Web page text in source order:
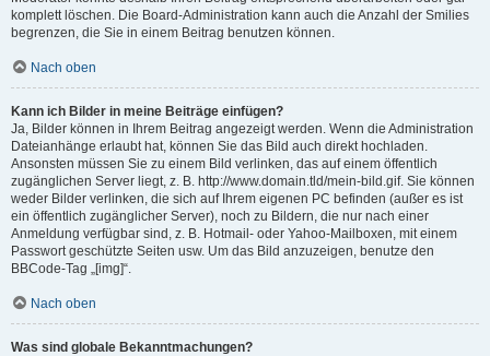
komplett löschen. Die Board-Administration kann auch die Anzahl der Smilies
begrenzen, die Sie in einem Beitrag benutzen können.
Nach oben
Kann ich Bilder in meine Beiträge einfügen?
Ja, Bilder können in Ihrem Beitrag angezeigt werden. Wenn die Administration
Dateianhänge erlaubt hat, können Sie das Bild auch direkt hochladen.
Ansonsten müssen Sie zu einem Bild verlinken, das auf einem öffentlich
zugänglichen Server liegt, z. B. http://www.domain.tld/mein-bild.gif. Sie können
weder Bilder verlinken, die sich auf Ihrem eigenen PC befinden (außer es ist
ein öffentlich zugänglicher Server), noch zu Bildern, die nur nach einer
Anmeldung verfügbar sind, z. B. Hotmail- oder Yahoo-Mailboxen, mit einem
Passwort geschützte Seiten usw. Um das Bild anzuzeigen, benutze den
BBCode-Tag „[img]“.
Nach oben
Was sind globale Bekanntmachungen?